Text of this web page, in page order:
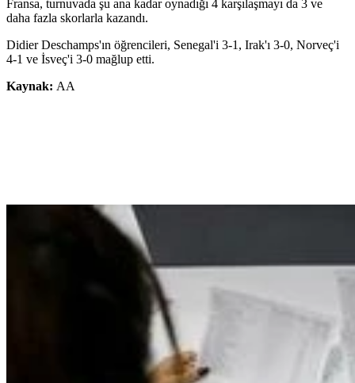
Fransa, turnuvada şu ana kadar oynadığı 4 karşılaşmayı da 3 ve
daha fazla skorlarla kazandı.
Didier Deschamps'ın öğrencileri, Senegal'i 3-1, Irak'ı 3-0, Norveç'i
4-1 ve İsveç'i 3-0 mağlup etti.
Kaynak: AA